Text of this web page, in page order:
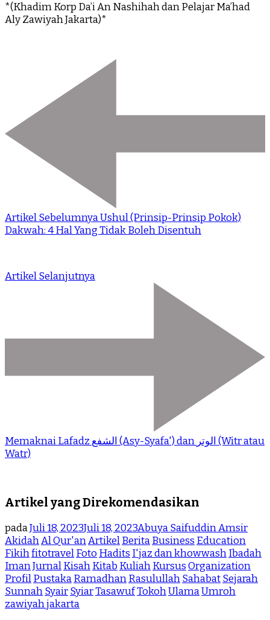
*(Khadim Korp Da’i An Nashihah dan Pelajar Ma’had
Aly Zawiyah Jakarta)*
Artikel SebelumnyaUshul (Prinsip-Prinsip Pokok)
Dakwah: 4 Hal Yang Tidak Boleh Disentuh
Artikel Selanjutnya
Memaknai Lafadz الشفع (Asy-Syafa') dan الوتر (Witr atau
Watr)
Artikel yang Direkomendasikan
padaJuli 18, 2023Juli 18, 2023Abuya Saifuddin Amsir
AkidahAl Qur'anArtikelBeritaBusiness Education
FikihfitotravelFoto Hadits I'jaz dan khowwashIbadah
ImanJurnalKisahKitab KuliahKursusOrganization
ProfilPustakaRamadhanRasulullahSahabatSejarah
SunnahSyairSyiarTasawufTokohUlamaUmroh
zawiyah jakarta